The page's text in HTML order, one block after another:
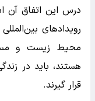
درس این اتفاق آن
رویدادهای
محیط زیست و
هستند، باید در
قرار گیرند.